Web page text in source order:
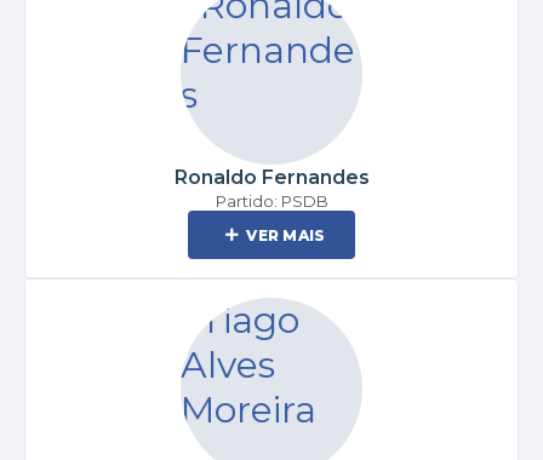
Ronaldo Fernandes
Partido: PSDB
VER MAIS